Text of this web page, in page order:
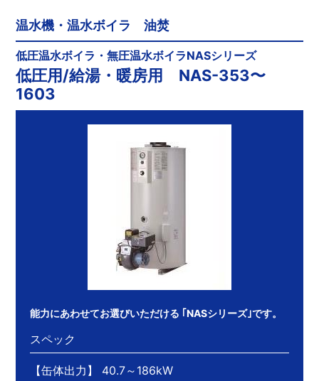
温水機・温水ボイラ 油焚
低圧温水ボイラ・無圧温水ボイラNASシリーズ
低圧用/給湯・暖房用 NAS-353〜
1603
能力にあわせてお選びいただける ｢NASシリーズ｣です。
スペック
【缶体出力】 40.7～186kW